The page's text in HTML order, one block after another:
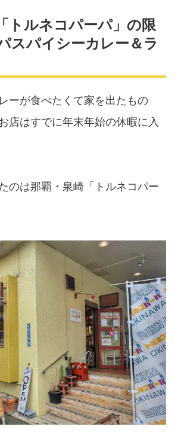
トルネコパーパ」の限
スパイシーカレー＆ラ
ーが食べたくて家を出たもの
店はすでに年末年始の休暇に入
のは那覇・泉崎「トルネコパー